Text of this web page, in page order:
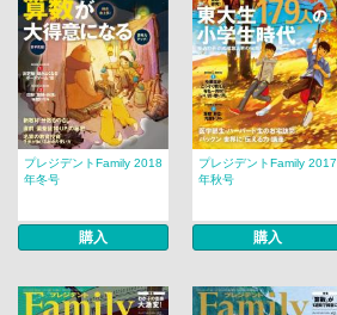
プレジデントFamily 2018
年冬号
購入
プレジデントFamily 2017
年秋号
購入